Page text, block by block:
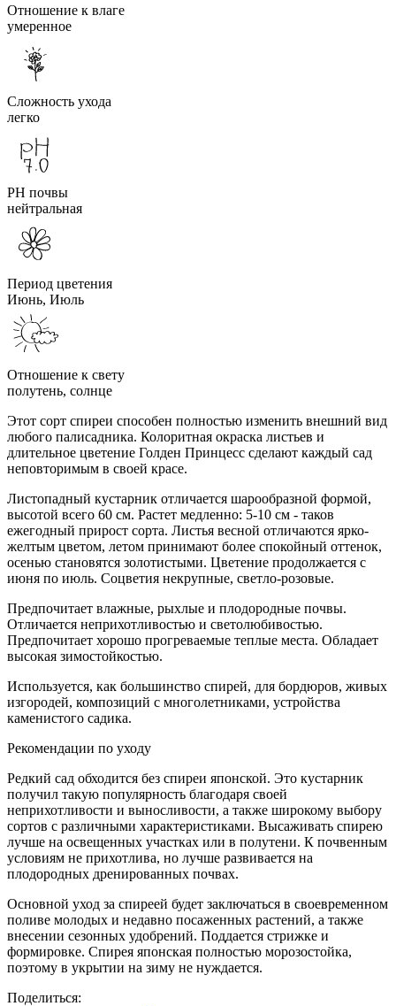
Отношение к влаге
умеренное
Сложность ухода
легко
PH почвы
нейтральная
Период цветения
Июнь, Июль
Отношение к свету
полутень, солнце
Этот сорт спиреи способен полностью изменить внешний вид
любого палисадника. Колоритная окраска листьев и
длительное цветение Голден Принцесс сделают каждый сад
неповторимым в своей красе.
Листопадный кустарник отличается шарообразной формой,
высотой всего 60 см. Растет медленно: 5-10 см - таков
ежегодный прирост сорта. Листья весной отличаются ярко-
желтым цветом, летом принимают более спокойный оттенок,
осенью становятся золотистыми. Цветение продолжается с
июня по июль. Соцветия некрупные, светло-розовые.
Предпочитает влажные, рыхлые и плодородные почвы.
Отличается неприхотливостью и светолюбивостью.
Предпочитает хорошо прогреваемые теплые места. Обладает
высокая зимостойкостью.
Используется, как большинство спирей, для бордюров, живых
изгородей, композиций с многолетниками, устройства
каменистого садика.
Рекомендации по уходу
Редкий сад обходится без спиреи японской. Это кустарник
получил такую популярность благодаря своей
неприхотливости и выносливости, а также широкому выбору
сортов с различными характеристиками. Высаживать спирею
лучше на освещенных участках или в полутени. К почвенным
условиям не прихотлива, но лучше развивается на
плодородных дренированных почвах.
Основной уход за спиреей будет заключаться в своевременном
поливе молодых и недавно посаженных растений, а также
внесении сезонных удобрений. Поддается стрижке и
формировке. Спирея японская полностью морозостойка,
поэтому в укрытии на зиму не нуждается.
Поделиться: